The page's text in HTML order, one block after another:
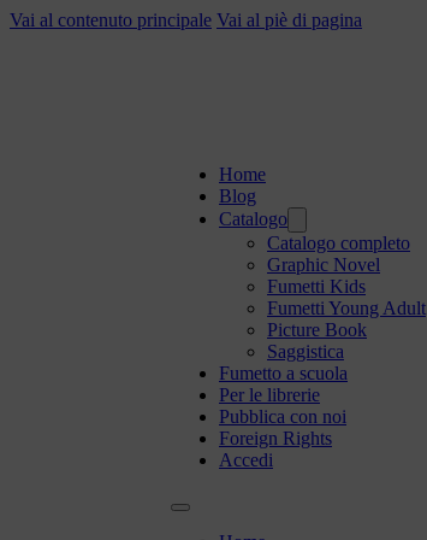
Vai al contenuto principale Vai al piè di pagina
Home
Blog
Catalogo
Catalogo completo
Graphic Novel
Fumetti Kids
Fumetti Young Adult
Picture Book
Saggistica
Fumetto a scuola
Per le librerie
Pubblica con noi
Foreign Rights
Accedi